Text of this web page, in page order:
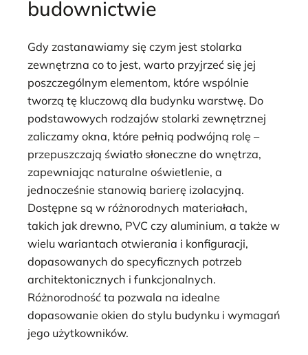
budownictwie
Gdy zastanawiamy się czym jest stolarka
zewnętrzna co to jest, warto przyjrzeć się jej
poszczególnym elementom, które wspólnie
tworzą tę kluczową dla budynku warstwę. Do
podstawowych rodzajów stolarki zewnętrznej
zaliczamy okna, które pełnią podwójną rolę –
przepuszczają światło słoneczne do wnętrza,
zapewniając naturalne oświetlenie, a
jednocześnie stanowią barierę izolacyjną.
Dostępne są w różnorodnych materiałach,
takich jak drewno, PVC czy aluminium, a także w
wielu wariantach otwierania i konfiguracji,
dopasowanych do specyficznych potrzeb
architektonicznych i funkcjonalnych.
Różnorodność ta pozwala na idealne
dopasowanie okien do stylu budynku i wymagań
jego użytkowników.